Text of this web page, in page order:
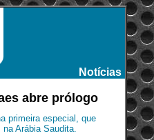
Notícias
abre prólogo
primeira especial, que
Arábia Saudita.